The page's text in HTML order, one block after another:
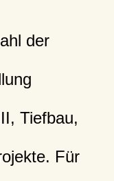
der
Tiefbau,
Für